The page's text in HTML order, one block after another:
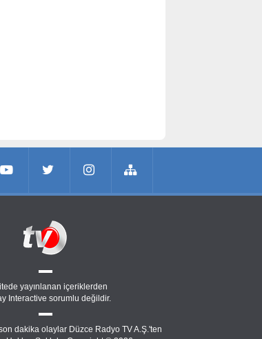
yayınlanan içeriklerden
Interactive sorumlu değildir.
dakika olaylar Düzce Radyo TV A.Ş.'ten